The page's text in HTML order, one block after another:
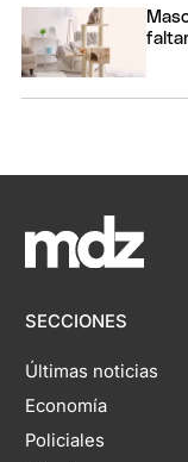
SECCIONES
Últimas noticias
Economía
Policiales